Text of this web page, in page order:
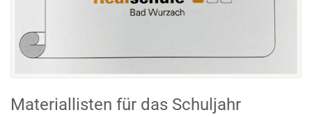
Materiallisten für das Schuljahr